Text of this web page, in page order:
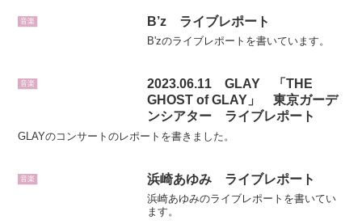
音楽 B’z ライブレポート
B'zのライブレポートを書いています。
音楽
2023.06.11 GLAY 「THE
GHOST of GLAY」 東京ガーデ
ンシアター ライブレポート
GLAYのコンサートのレポートを書きました。
音楽 浜崎あゆみ ライブレポート
浜崎あゆみのライブレポートを書いてい
ます。